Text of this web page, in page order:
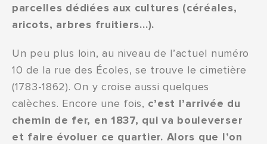
parcelles dédiées aux cultures (céréales,
aricots, arbres fruitiers…).
Un peu plus loin, au niveau de l’actuel numéro
10 de la rue des Écoles, se trouve le cimetière
(1783-1862). On y croise aussi quelques
calèches. Encore une fois, c’est l’arrivée du
chemin de fer, en 1837, qui va bouleverser
et faire évoluer ce quartier. Alors que l’on